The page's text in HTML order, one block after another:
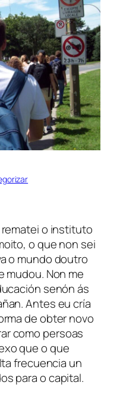
o instituto
o que non sei
o mundo doutro
mudou. Non me
senón ás
Antes eu cría
de obter novo
como persoas
que o que
frecuencia un
para o capital.